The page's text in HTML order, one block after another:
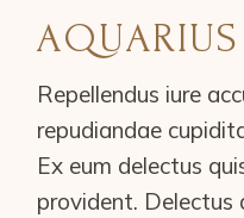
Repellendus iure
repudiandae
Ex eum delectus
provident. Delectus